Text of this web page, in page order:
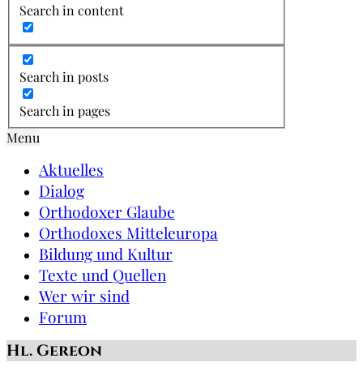
Search in content
Search in posts
Search in pages
Menu
Aktuelles
Dialog
Orthodoxer Glaube
Orthodoxes Mitteleuropa
Bildung und Kultur
Texte und Quellen
Wer wir sind
Forum
Hl. Gereon